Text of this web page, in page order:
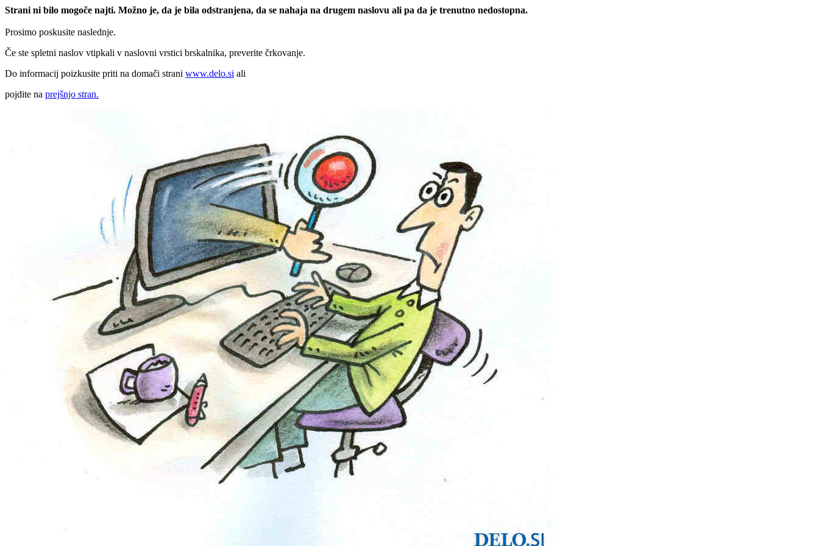
Strani ni bilo mogoče najti. Možno je, da je bila odstranjena, da se nahaja na drugem naslovu ali pa da je trenutno nedostopna.
Prosimo poskusite naslednje.
Če ste spletni naslov vtipkali v naslovni vrstici brskalnika, preverite črkovanje.
Do informacij poizkusite priti na domači strani www.delo.si ali
pojdite na prejšnjo stran.